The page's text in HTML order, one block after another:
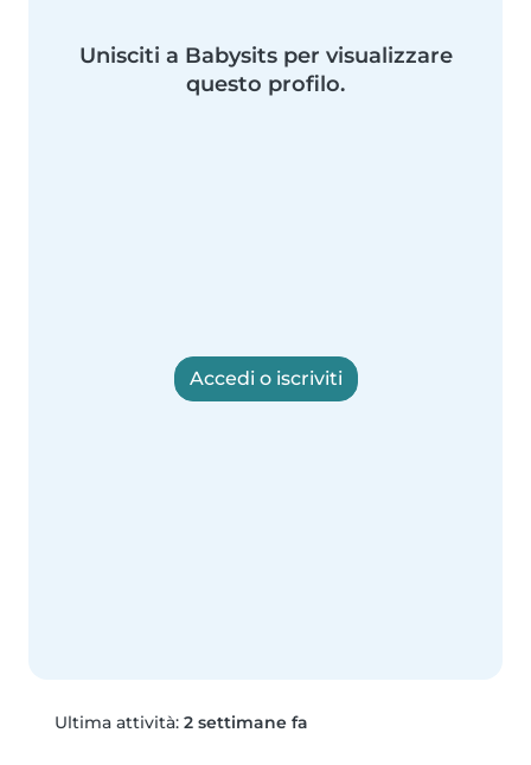
Unisciti a Babysits per visualizzare
questo profilo.
Accedi o iscriviti
Ultima attività: 2 settimane fa